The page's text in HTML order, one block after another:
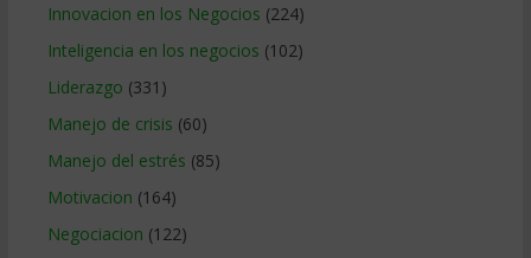
Innovacion en los Negocios (224)
Inteligencia en los negocios (102)
Liderazgo (331)
Manejo de crisis (60)
Manejo del estrés (85)
Motivacion (164)
Negociacion (122)